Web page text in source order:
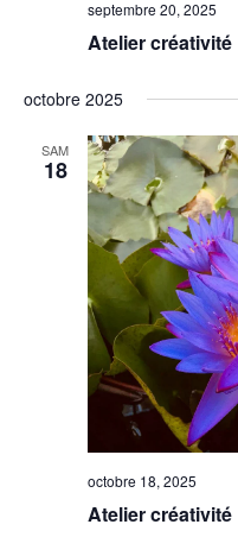
septembre 20, 2025
Atelier créativité
octobre 2025
SAM
18
octobre 18, 2025
Atelier créativité